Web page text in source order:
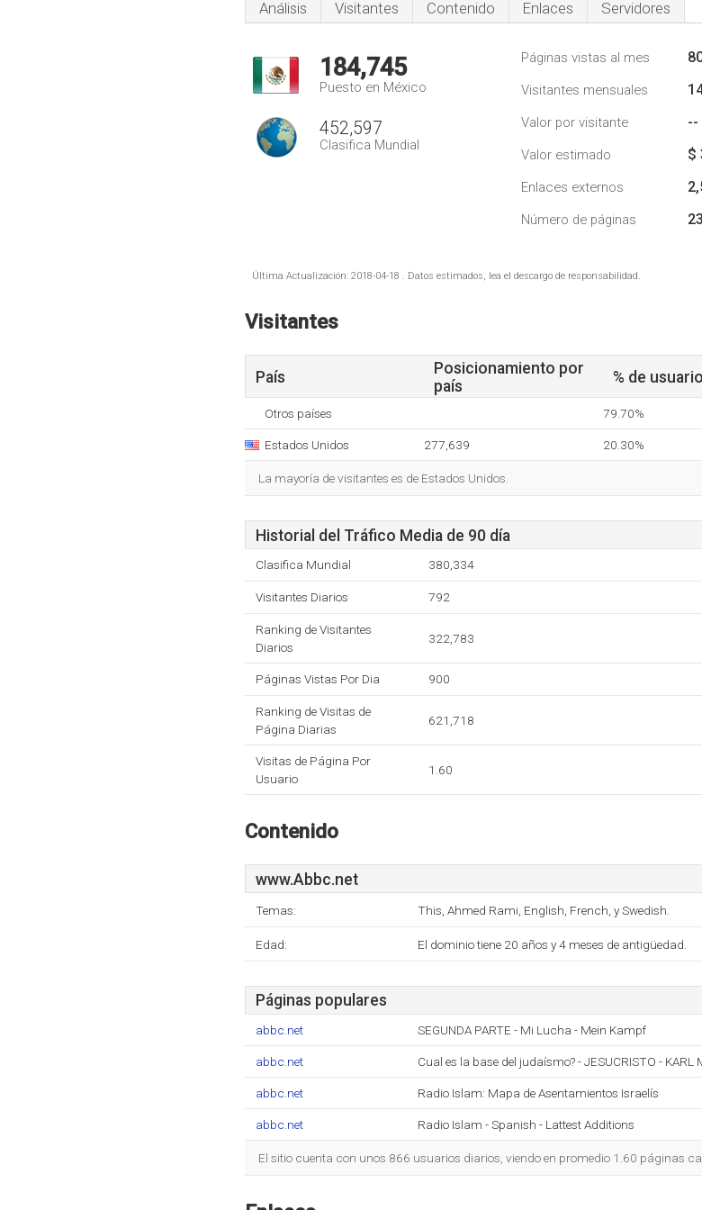
Análisis Visitantes Contenido Enlaces Servidores
184,745
Puesto en México
452,597
Clasifica Mundial
Páginas vistas al mes
Visitantes mensuales
Valor por visitante --
Valor estimado $
Enlaces externos
Número de páginas
Última Actualización: 2018-04-18 . Datos estimados, lea el descargo de responsabilidad.
Visitantes
País
Posicionamiento por
país
% de
Otros países 79.70%
Estados Unidos 277,639 20.30%
La mayoría de visitantes es de Estados Unidos.
Historial del Tráfico Media de 90 día
Clasifica Mundial 380,334
Visitantes Diarios 792
Ranking de Visitantes
Diarios
322,783
Páginas Vistas Por Dia 900
Ranking de Visitas de
Página Diarias
621,718
Visitas de Página Por
Usuario
1.60
Contenido
www.Abbc.net
Temas: This, Ahmed Rami, English, French, y Swedish.
Edad: El dominio tiene 20 años y 4 meses de antigüedad.
Páginas populares
abbc.net SEGUNDA PARTE - Mi Lucha - Mein Kampf
abbc.net Cual es la base del judaísmo? - JESUCRISTO - KARL
abbc.net Radio Islam: Mapa de Asentamientos Israelís
abbc.net Radio Islam - Spanish - Lattest Additions
El sitio cuenta con unos 866 usuarios diarios, viendo en promedio 1.60 páginas